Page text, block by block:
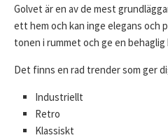
Golvet är en av de mest
ett hem och kan inge elegans och
tonen i rummet och ge en
Det finns en rad trender som ger
Industriellt
Retro
Klassiskt